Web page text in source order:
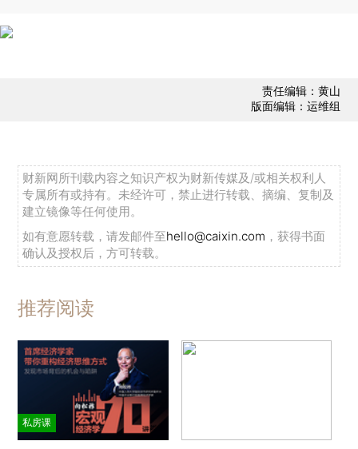
责任编辑：黄山
版面编辑：运维组
财新网所刊载内容之知识产权为财新传媒及/或相关权利人
专属所有或持有。未经许可，禁止进行转载、摘编、复制及
建立镜像等任何使用。
如有意愿转载，请发邮件至hello@caixin.com ，获得书面
确认及授权后，方可转载。
推荐阅读
私房课